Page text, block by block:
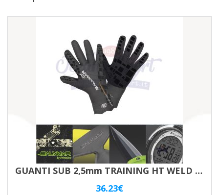
GUANTI SUB 2,5mm TRAINING HT WELD SYSTEM LISCIO ESTERNO – M
36.23€